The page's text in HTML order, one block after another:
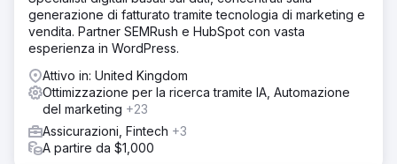
generazione di fatturato tramite tecnologia di marketing e
vendita. Partner SEMRush e HubSpot con vasta
esperienza in WordPress.
Attivo in: United Kingdom
Ottimizzazione per la ricerca tramite IA, Automazione
del marketing +23
Assicurazioni, Fintech +3
A partire da $1,000